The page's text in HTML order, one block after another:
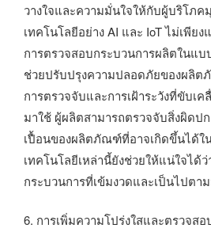
วางใจและความมั่นใจให้กับผู้บริโภค
เทคโนโลยีอย่าง AI และ IoT ไม่เพีย
การตรวจสอบกระบวนการผลิตในแบ
ช่วยปรับปรุงความปลอดภัยของผลิต
การตรวจจับและการเฝ้าระวังที่ขับเ
มาใช้ ผู้ผลิตสามารถตรวจจับสิ่งผิดป
เปื้อนของผลิตภัณฑ์ที่อาจเกิดขึ้นได้ใ
เทคโนโลยีเหล่านี้ยังช่วยให้แน่ใจไ
กระบวนการที่เข้มงวดและเป็นไปตา
6. การเพิ่มความโปร่งใสและตรวจส